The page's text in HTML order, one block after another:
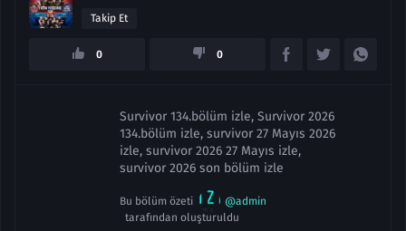
Takip Et
0 0
Survivor 134.bölüm izle, Survivor 2026
134.bölüm izle, survivor 27 Mayıs 2026
izle, survivor 2026 27 Mayıs izle,
survivor 2026 son bölüm izle
Bu bölüm özeti
@admin
tarafından oluşturuldu